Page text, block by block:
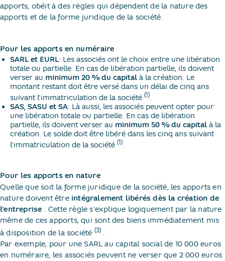
apports, obéit à des règles qui dépendent de la nature des
apports et de la forme juridique de la société.
Pour les apports en numéraire
SARL et EURL: Les associés ont le choix entre une libération
totale ou partielle. En cas de libération partielle, ils doivent
verser au minimum 20 % du capital à la création. Le
montant restant doit être versé dans un délai de cinq ans
suivant l'immatriculation de la société (1).
SAS, SASU et SA: Là aussi, les associés peuvent opter pour
une libération totale ou partielle. En cas de libération
partielle, ils doivent verser au minimum 50 % du capital à la
création. Le solde doit être libéré dans les cinq ans suivant
l'immatriculation de la société (1).
Pour les apports en nature
Quelle que soit la forme juridique de la société, les apports en
nature doivent être intégralement libérés dès la création de
l'entreprise ​. Cette règle s'explique logiquement par la nature
même de ces apports, qui sont des biens immédiatement mis
à disposition de la société (3) ​.
Par exemple, pour une SARL au capital social de 10 000 euros
en numéraire, les associés peuvent ne verser que 2 000 euros